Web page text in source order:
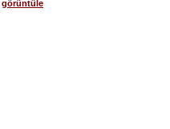
görüntüle